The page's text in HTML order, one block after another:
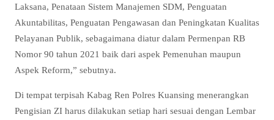
Laksana, Penataan Sistem Manajemen SDM, Penguatan
Akuntabilitas, Penguatan Pengawasan dan Peningkatan Kualitas
Pelayanan Publik, sebagaimana diatur dalam Permenpan RB
Nomor 90 tahun 2021 baik dari aspek Pemenuhan maupun
Aspek Reform,” sebutnya.
Di tempat terpisah Kabag Ren Polres Kuansing menerangkan
Pengisian ZI harus dilakukan setiap hari sesuai dengan Lembar